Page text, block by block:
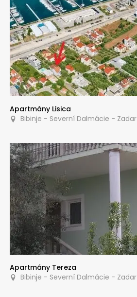
Apartmány Lisica
Bibinje - Severní Dalmácie - Zadar
Apartmány Tereza
Bibinje - Severní Dalmácie - Zadar